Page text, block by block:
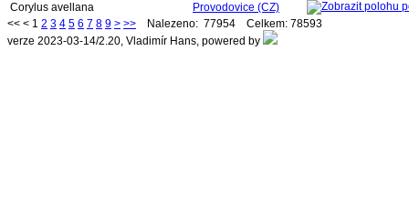
Corylus avellana
Provodovice (CZ)
<< < 1 2 3 4 5 6 7 8 9 > >> Nalezeno: 77954 Celkem: 78593
verze 2023-03-14/2.20, Vladimír Hans, powered by